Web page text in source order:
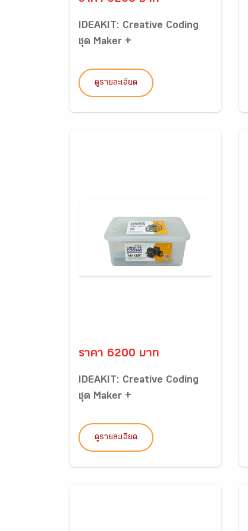
IDEAKIT: Creative Coding
ชุด Maker +
ดูรายละเอียด
ราคา 6200 บาท
IDEAKIT: Creative Coding
ชุด Maker +
ดูรายละเอียด